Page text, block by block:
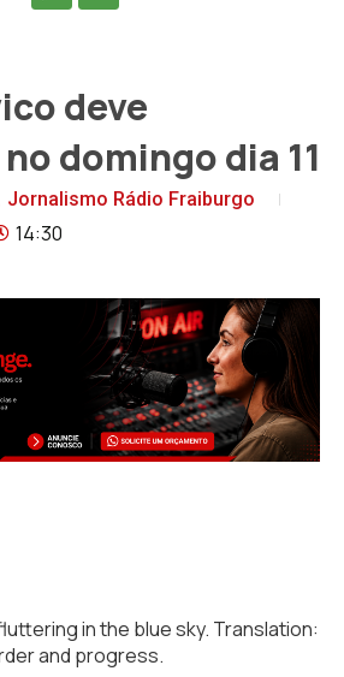
deve
domingo dia 11
Jornalismo Rádio Fraiburgo
14:30
in the blue sky. Translation:
and progress.